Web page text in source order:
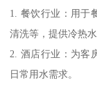
1. 餐饮行业：用于
清洗等，提供冷热水
2. 酒店行业：为客
日常用水需求。